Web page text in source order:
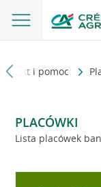
i pomoc
PLACÓWKI
Lista placówek